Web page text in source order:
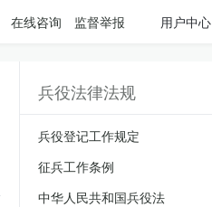
在线咨询 监督举报 用户中心
兵役法律法规
兵役登记工作规定
征兵工作条例
中华人民共和国兵役法